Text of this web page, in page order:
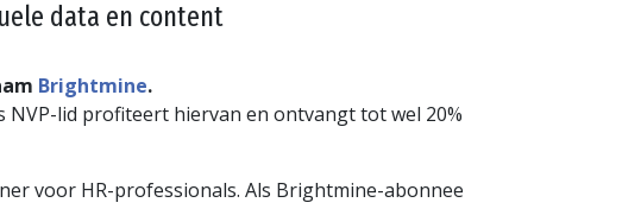
data en content
Brightmine.
NVP-lid profiteert hiervan en ontvangt tot wel 20%
voor HR-professionals. Als Brightmine-abonnee